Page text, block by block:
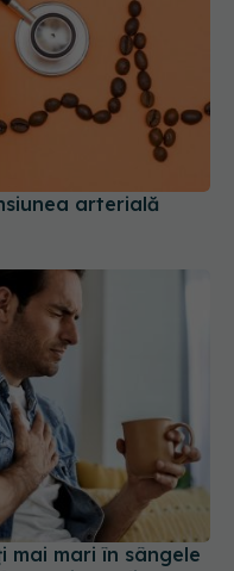
arterială
mari în sângele
miocardic